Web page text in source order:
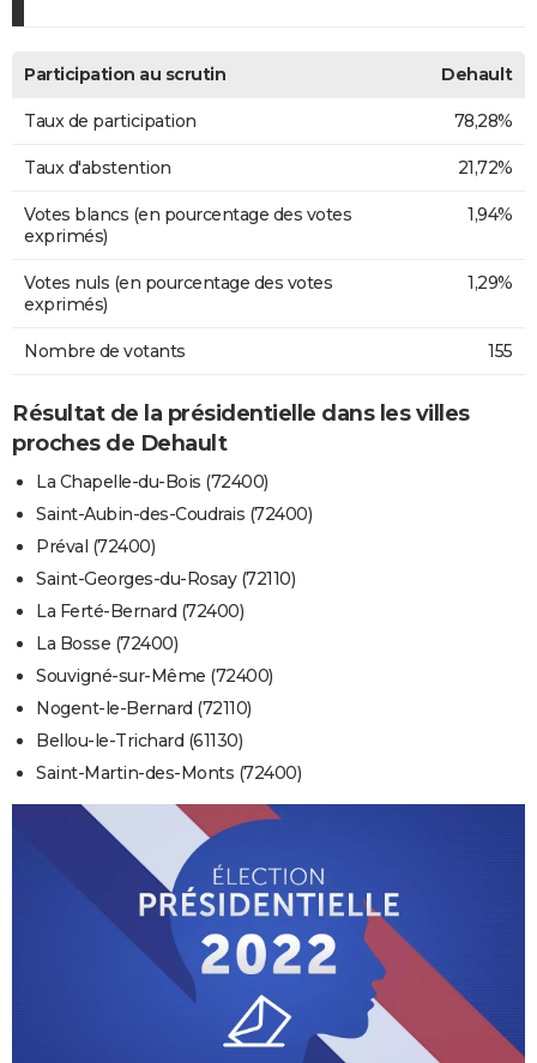
Participation au scrutin Dehault
Taux de participation 78,28%
Taux d'abstention 21,72%
Votes blancs (en pourcentage des votes
exprimés)
1,94%
Votes nuls (en pourcentage des votes
exprimés)
1,29%
Nombre de votants 155
Résultat de la présidentielle dans les villes
proches de Dehault
La Chapelle-du-Bois (72400)
Saint-Aubin-des-Coudrais (72400)
Préval (72400)
Saint-Georges-du-Rosay (72110)
La Ferté-Bernard (72400)
La Bosse (72400)
Souvigné-sur-Même (72400)
Nogent-le-Bernard (72110)
Bellou-le-Trichard (61130)
Saint-Martin-des-Monts (72400)